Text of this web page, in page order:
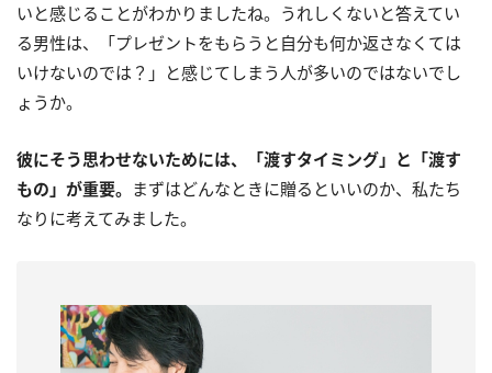
いと感じることがわかりましたね。うれしくないと答えてい
る男性は、「プレゼントをもらうと自分も何か返さなくては
いけないのでは？」と感じてしまう人が多いのではないでし
ょうか。
彼にそう思わせないためには、「渡すタイミング」と「渡す
もの」が重要。 まずはどんなときに贈るといいのか、私たち
なりに考えてみました。